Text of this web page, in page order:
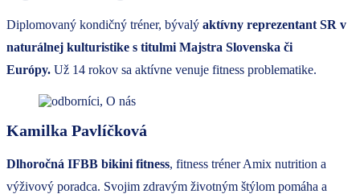
Diplomovaný kondičný tréner, bývalý aktívny reprezentant SR v
naturálnej kulturistike s titulmi Majstra Slovenska či
Európy. Už 14 rokov sa aktívne venuje fitness problematike.
Kamilka Pavlíčková
Dlhoročná IFBB bikini fitness, fitness tréner Amix nutrition a
výživový poradca. Svojim zdravým životným štýlom pomáha a